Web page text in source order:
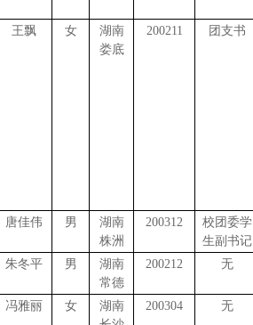
王飘 女
湖南
娄底
200211 团支书
唐佳伟 男
湖南
株洲
200312
校团委学
生副书记
朱冬平 男
湖南
常德
200212 无
冯雅丽 女
湖南
200304 无